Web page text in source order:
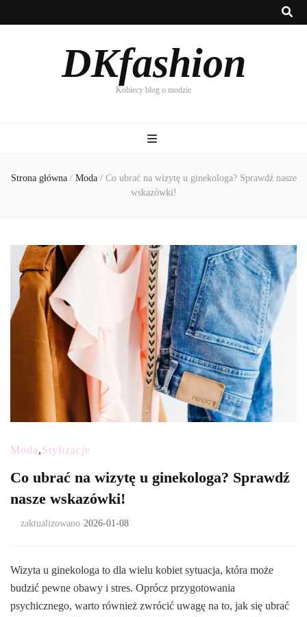
DKfashion
Kobiecy blog o modzie
Strona główna / Moda / Co ubrać na wizytę u ginekologa? Sprawdź nasze
wskazówki!
Moda,Stylizacje
Co ubrać na wizytę u ginekologa? Sprawdź
nasze wskazówki!
zaktualizowano 2026-01-08
Wizyta u ginekologa to dla wielu kobiet sytuacja, która może
budzić pewne obawy i stres. Oprócz przygotowania
psychicznego, warto również zwrócić uwagę na to, jak się ubrać